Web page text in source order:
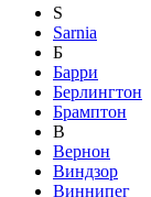
S
Sarnia
Б
Барри
Берлингтон
Брамптон
В
Вернон
Виндзор
Виннипег